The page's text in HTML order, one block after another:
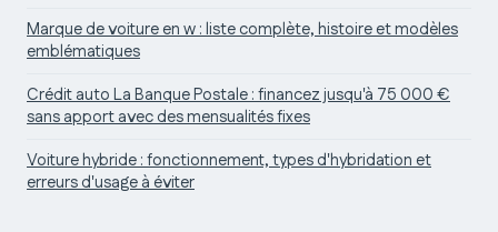
Marque de voiture en w : liste complète, histoire et modèles
emblématiques
Crédit auto La Banque Postale : financez jusqu'à 75 000 €
sans apport avec des mensualités fixes
Voiture hybride : fonctionnement, types d'hybridation et
erreurs d'usage à éviter